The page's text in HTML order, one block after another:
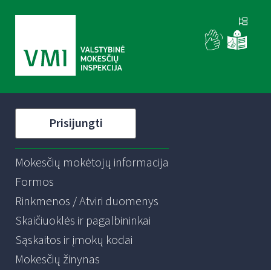
Prisijungti
Mokesčių mokėtojų informacija
Formos
Rinkmenos / Atviri duomenys
Skaičiuoklės ir pagalbininkai
Sąskaitos ir įmokų kodai
Mokesčių žinynas